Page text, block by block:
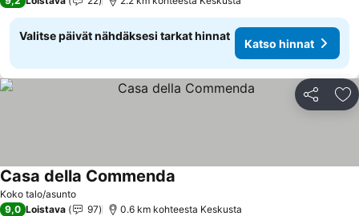
Valitse päivät nähdäksesi tarkat hinnat
Katso hinnat
Jaa
Koko talo/asunto
Casa della Commenda
9,0 Loistava 97 0.6 km kohteesta Keskusta